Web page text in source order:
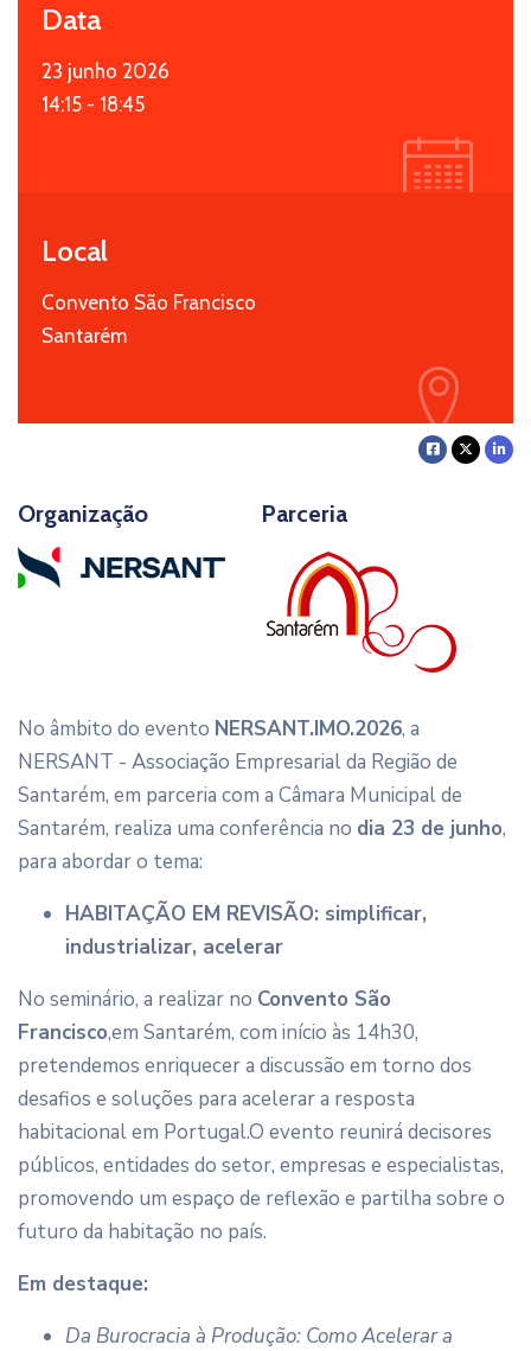
Data
23 junho 2026
14:15 - 18:45
Local
Convento São Francisco
Santarém
Organização Parceria
No âmbito do evento NERSANT.IMO.2026, a
NERSANT - Associação Empresarial da Região de
Santarém, em parceria com a Câmara Municipal de
Santarém, realiza uma conferência no dia 23 de junho,
para abordar o tema:
HABITAÇÃO EM REVISÃO: simplificar,
industrializar, acelerar
No seminário, a realizar no Convento São
Francisco,em Santarém, com início às 14h30,
pretendemos enriquecer a discussão em torno dos
desafios e soluções para acelerar a resposta
habitacional em Portugal.O evento reunirá decisores
públicos, entidades do setor, empresas e especialistas,
promovendo um espaço de reflexão e partilha sobre o
futuro da habitação no país.
Em destaque:
Da Burocracia à Produção: Como Acelerar a